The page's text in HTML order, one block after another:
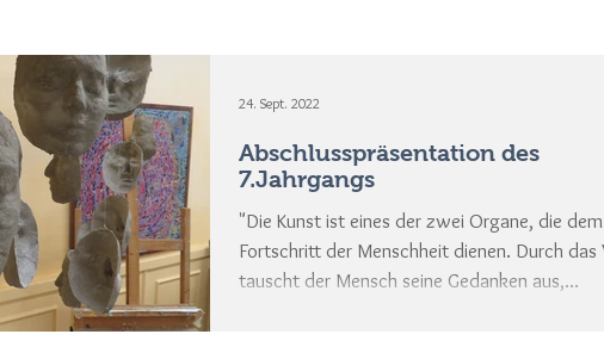
Abschlusspräsentation des
7.Jahrgangs
"Die Kunst ist eines der zwei Organe, die dem
Fortschritt der Menschheit dienen. Durch das
tauscht der Mensch seine Gedanken aus,...
24. Sept. 2022